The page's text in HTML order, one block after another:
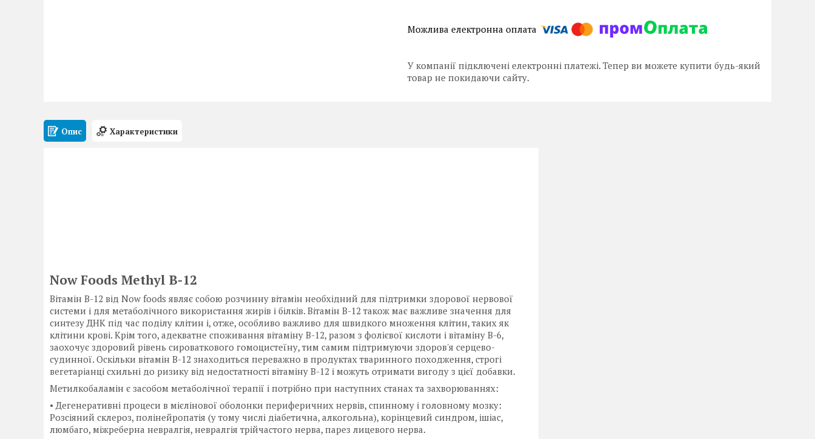
У компанії підключені електронні платежі. Тепер ви можете купити будь-який
товар не покидаючи сайту.
Опис Характеристики
Now Foods Methyl B-12
Вітамін B-12 від Now foods являє собою розчинну вітамін необхідний для підтримки здорової нервової
системи і для метаболічного використання жирів і білків. Вітамін B-12 також має важливе значення для
синтезу ДНК під час поділу клітин і, отже, особливо важливо для швидкого множення клітин, таких як
клітини крові. Крім того, адекватне споживання вітаміну B-12, разом з фолієвої кислоти і вітаміну B-6,
заохочує здоровий рівень сироваткового гомоцистеїну, тим самим підтримуючи здоров'я серцево-
судинної. Оскільки вітамін B-12 знаходиться переважно в продуктах тваринного походження, строгі
вегетаріанці схильні до ризику від недостатності вітаміну B-12 і можуть отримати вигоду з цієї добавки.
Метилкобаламін є засобом метаболічної терапії і потрібно при наступних станах та захворюваннях:
• Дегенеративні процеси в мієлінової оболонки периферичних нервів, спинному і головному мозку:
Розсіяний склероз, полінейропатія (у тому числі діабетична, алкогольна), корінцевий синдром, ішіас,
люмбаго, міжреберна невралгія, невралгія трійчастого нерва, парез лицевого нерва.